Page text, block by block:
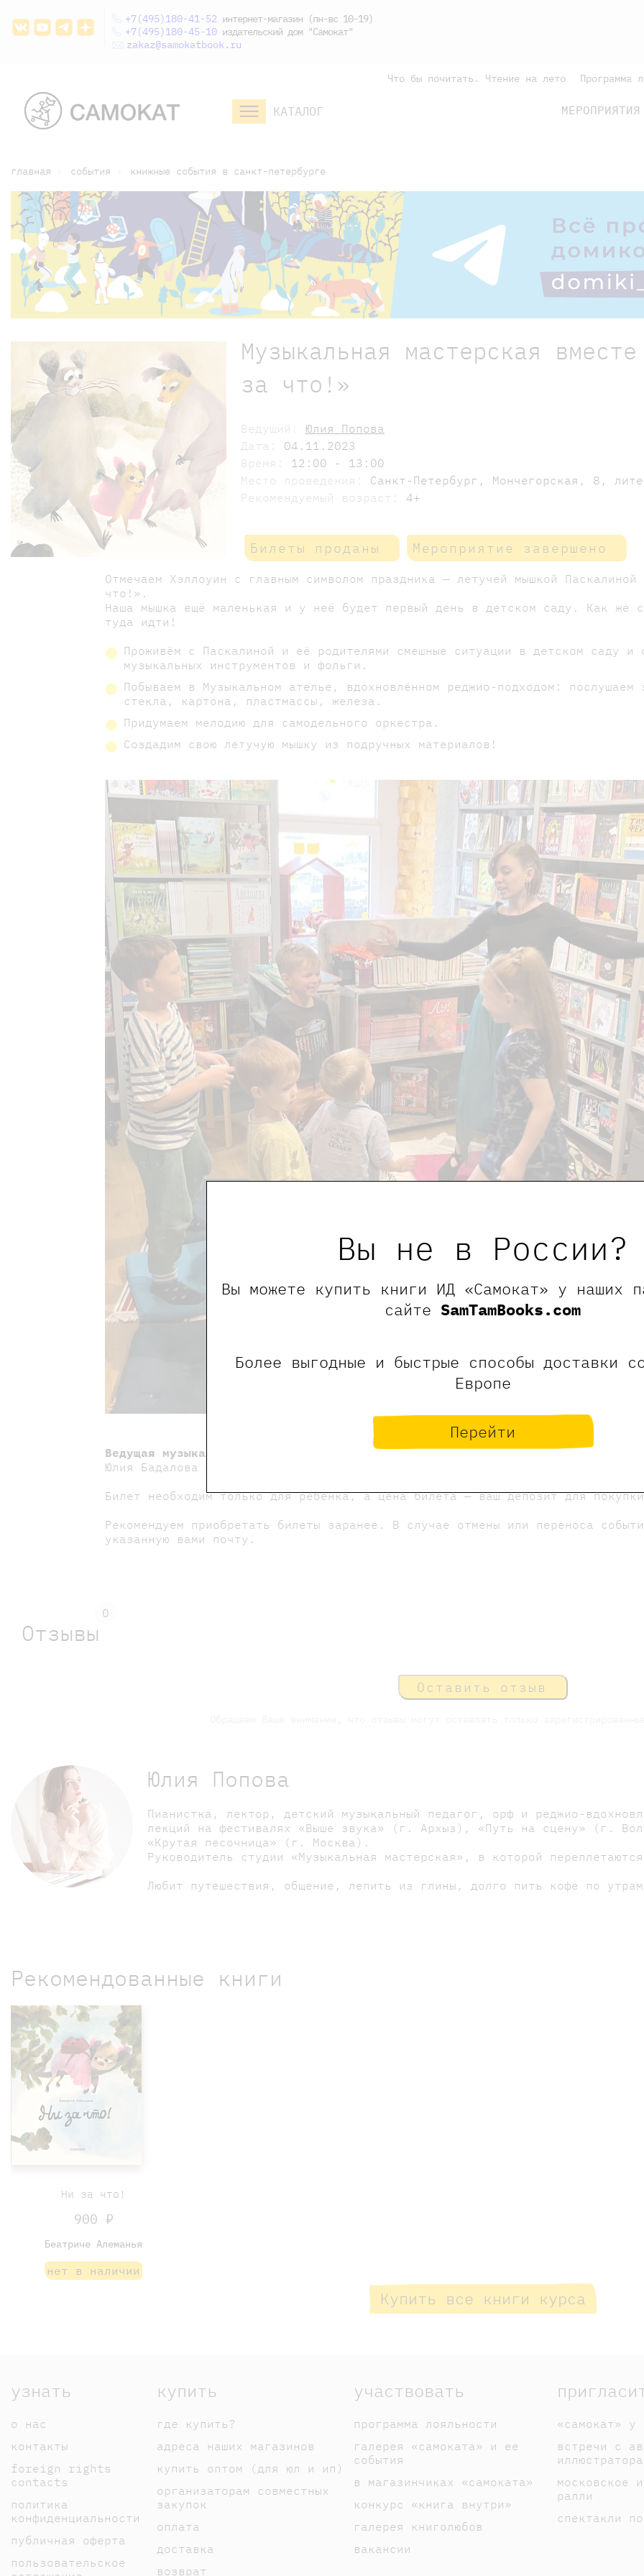
Вы не в России?
Вы можете купить книги ИД «Самокат» у наших
сайтеSamTamBooks.com
Более выгодные и быстрые способы доставки
Европе
Перейти
+7(495)180-41-52 интернет-магазин (пн-вс 10-19)
+7(495)180-45-10 издательский дом "Самокат"
zakaz@samokatbook.ru
Что бы почитать. Чтение на лето Программа
КАТАЛОГ МЕРОПРИЯТИЯ
дошкольникам
главная события книжные события в санкт-петербурге
Музыкальная мастерская
за что!»
Ведущий: Юлия Попова
Дата: 04.11.2023
Время: 12:00 - 13:00
Место проведения: Санкт-Петербург, Мончегорская, 8,
Рекомендуемый возраст: 4+
Билеты проданы Мероприятие завершено
Отмечаем Хэллоуин с главным символом праздника — летучей мышкой
что!».
Наша мышка ещё маленькая и у неё будет первый день в детском саду. Как же
туда идти!
Проживём с Паскалиной и её родителями смешные ситуации в детском саду и
музыкальных инструментов и фольги.
Побываем в Музыкальном ателье, вдохновлённом реджио-подходом: послушаем
стекла, картона, пластмассы, железа.
Придумаем мелодию для самодельного оркестра.
Создадим свою летучую мышку из подручных материалов!
Ведущая музыкальной мастерской:
Юлия Бадалова — пианистка, детский музыкальный педагог и организатор
Билет необходим только для ребёнка, а цена билета — ваш депозит для
Рекомендуем приобретать билеты заранее. В случае отмены или переноса
указанную вами почту.
Отзывы
0
Оставить отзыв
Юлия Попова
Пианистка, лектор, детский музыкальный педагог, орф и реджио-
лекций на фестивалях «Выше звука» (г. Архыз), «Путь на сцену» (г.
«Крутая песочница» (г. Москва).
Руководитель студии «Музыкальная мастерская», в которой
Любит путешествия, общение, лепить из глины, долго пить кофе по
Рекомендованные книги
Ни за что!
900 ₽
Беатриче Алеманья
нет в наличии
Купить все книги курса
узнать
о нас
контакты
foreign rights
contacts
политика
конфиденциальности
публичная оферта
пользовательское
купить
где купить?
адреса наших магазинов
купить оптом (для юл и ип)
организаторам совместных
закупок
оплата
доставка
возврат
участвовать
программа лояльности
галерея «самоката» и ее
события
в магазинчиках «самоката»
конкурс «книга внутри»
галерея книголюбов
вакансии
«самокат» у
встречи с
московское
ралли
спектакли